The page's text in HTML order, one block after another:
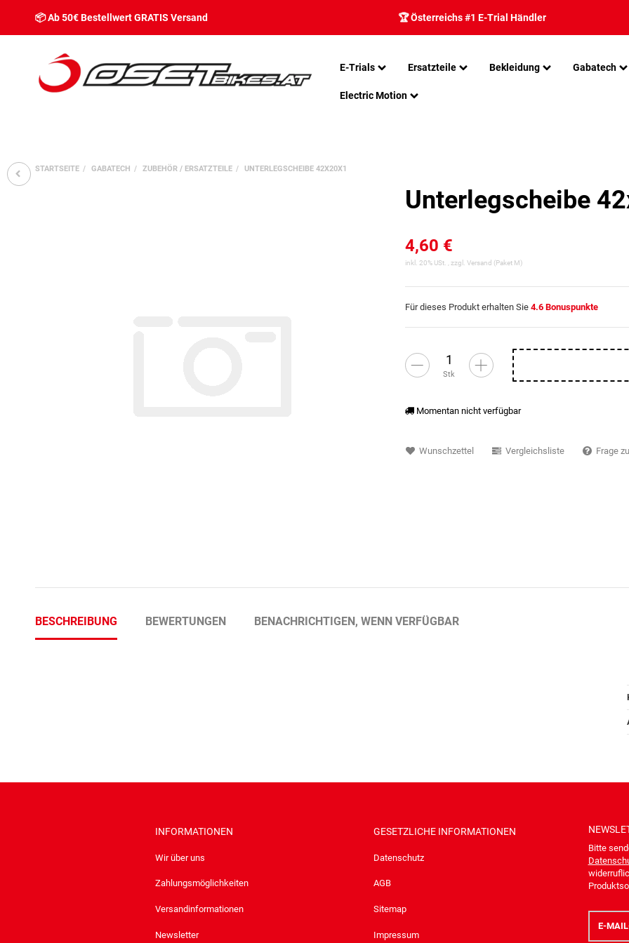
📦 Ab 50€ Bestellwert GRATIS Versand 🏆 Österreichs #1 E-Trial Händler
E-Trials Ersatzteile Bekleidung Gabatech
Electric Motion
STARTSEITE GABATECH ZUBEHÖR / ERSATZTEILE UNTERLEGSCHEIBE 42X20X1
Unterlegscheibe
4,60 €
inkl. 20% USt. , zzgl. Versand (Paket M)
Für dieses Produkt erhalten Sie 4.6Bonuspunkte
Stk
Momentan nicht verfügbar
Wunschzettel Vergleichsliste Frage
BESCHREIBUNG BEWERTUNGEN BENACHRICHTIGEN, WENN VERFÜGBAR
INFORMATIONEN
Wir über uns
Zahlungsmöglichkeiten
Versandinformationen
Newsletter
GESETZLICHE INFORMATIONEN
Datenschutz
AGB
Sitemap
Impressum
Bitte
E-
Mail-